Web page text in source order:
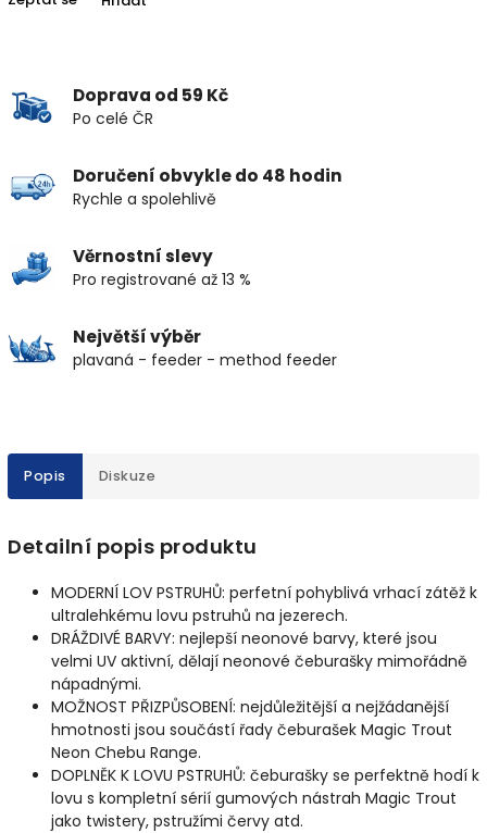
Doprava od 59 Kč
Po celé ČR
Doručení obvykle do 48 hodin
Rychle a spolehlivě
Věrnostní slevy
Pro registrované až 13 %
Největší výběr
plavaná - feeder - method feeder
Popis Diskuze
Detailní popis produktu
MODERNÍ LOV PSTRUHŮ: perfetní pohyblivá vrhací zátěž k
ultralehkému lovu pstruhů na jezerech.
DRÁŽDIVÉ BARVY: nejlepší neonové barvy, které jsou
velmi UV aktivní, dělají neonové čeburašky mimořádně
nápadnými.
MOŽNOST PŘIZPŮSOBENÍ: nejdůležitější a nejžádanější
hmotnosti jsou součástí řady čeburašek Magic Trout
Neon Chebu Range.
DOPLNĚK K LOVU PSTRUHŮ: čeburašky se perfektně hodí k
lovu s kompletní sérií gumových nástrah Magic Trout
jako twistery, pstružími červy atd.